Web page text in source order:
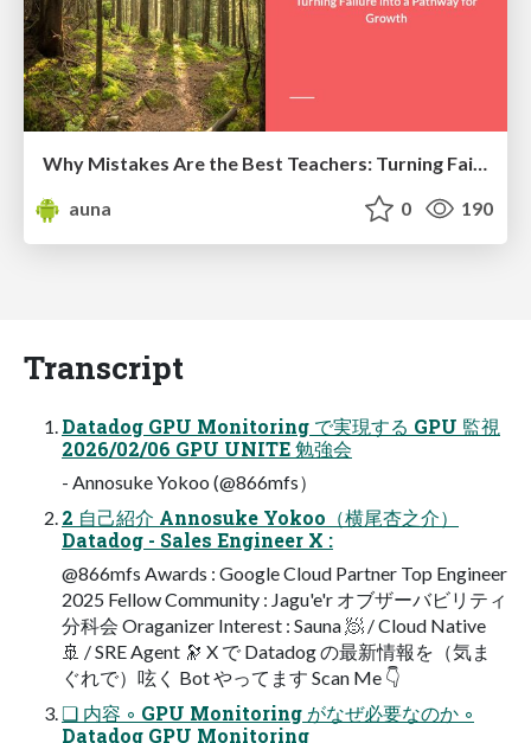
auna
0 190
Transcript
Datadog GPU Monitoring で実現する GPU 監視
2026/02/06 GPU UNITE 勉強会
- Annosuke Yokoo (@866mfs）
2 自己紹介 Annosuke Yokoo（横尾杏之介）
Datadog - Sales Engineer X :
@866mfs Awards : Google Cloud Partner Top Engineer
2025 Fellow Community : Jagu'e'r オブザーバビリティ
分科会 Oraganizer Interest : Sauna 🧖 / Cloud Native
🚢 / SRE Agent 🔭 X で Datadog の最新情報を（気ま
ぐれで）呟く Bot やってます Scan Me 👇
❏ 内容 ◦ GPU Monitoring がなぜ必要なのか ◦
Datadog GPU Monitoring